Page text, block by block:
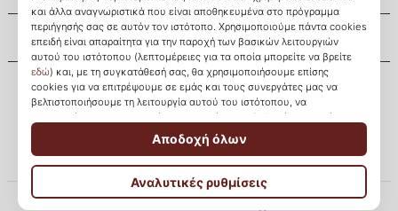
KICKZ.gr
Εξυπηρέτηση πελατών